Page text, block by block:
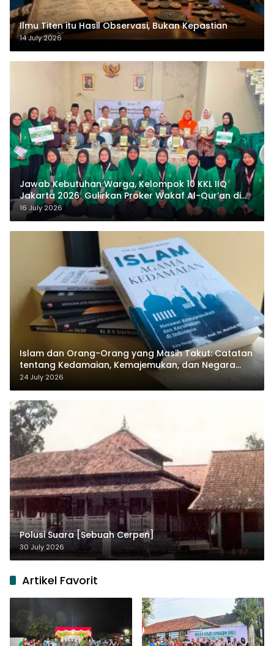
Ilmu Titen itu Hasil Observasi, Bukan Kepastian
14 July 2026
Jawab Kebutuhan Warga, Kelompok 10 KKL IIQ
Jakarta 2026 Gulirkan Proker Wakaf Al-Qur’an di
Sukamanah
16 July 2026
Islam dan Orang-Orang yang Masih Takut: Catatan
tentang Kedamaian, Kemajemukan, dan Negara
dalam Pemikiran Masykuri Abdillah
24 July 2026
Polusi Suara [Sebuah Cerpen]
30 July 2026
Artikel Favorit